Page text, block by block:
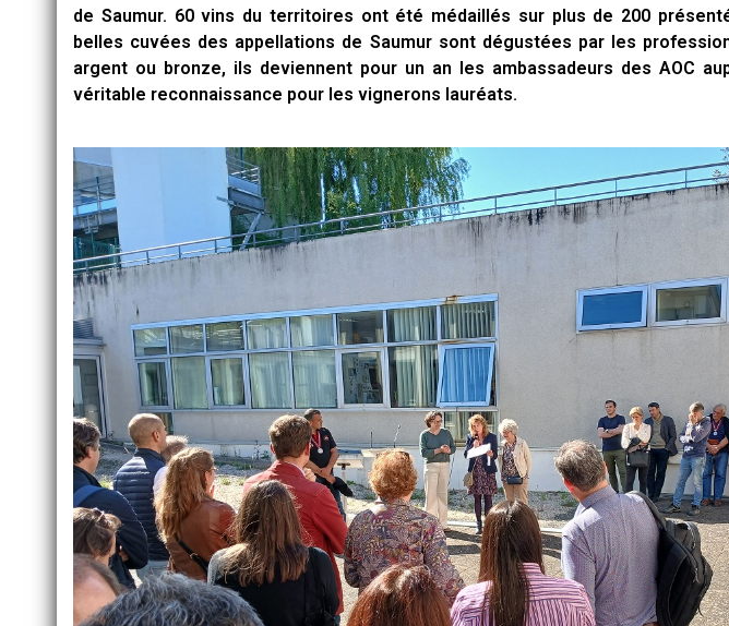
de Saumur. 60 vins du territoires ont été médaillés sur plus de 200
belles cuvées des appellations de Saumur sont dégustées par les
argent ou bronze, ils deviennent pour un an les ambassadeurs des AOC
véritable reconnaissance pour les vignerons lauréats.